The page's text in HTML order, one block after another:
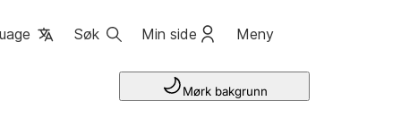
Søk Min side Meny
Mørk bakgrunn